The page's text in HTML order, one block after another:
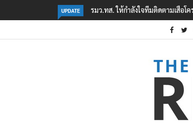
UPDATE ‘ภาคประชาสังคม’ รวมตัวคัดค้าน ‘